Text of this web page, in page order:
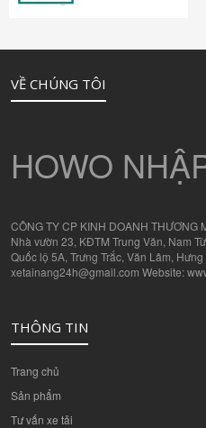
VỀ CHÚNG TÔI
HOWO
CÔNG TY CP KINH DOANH THƯƠNG
Nhà vườn 23, KĐTM Trung Văn, Nam
Quốc lộ 5A, Trưng Trắc, Văn Lâm,
xetainang24h@gmail.com Website:
THÔNG TIN
Trang chủ
Sản phẩm
Tư vấn xe tải